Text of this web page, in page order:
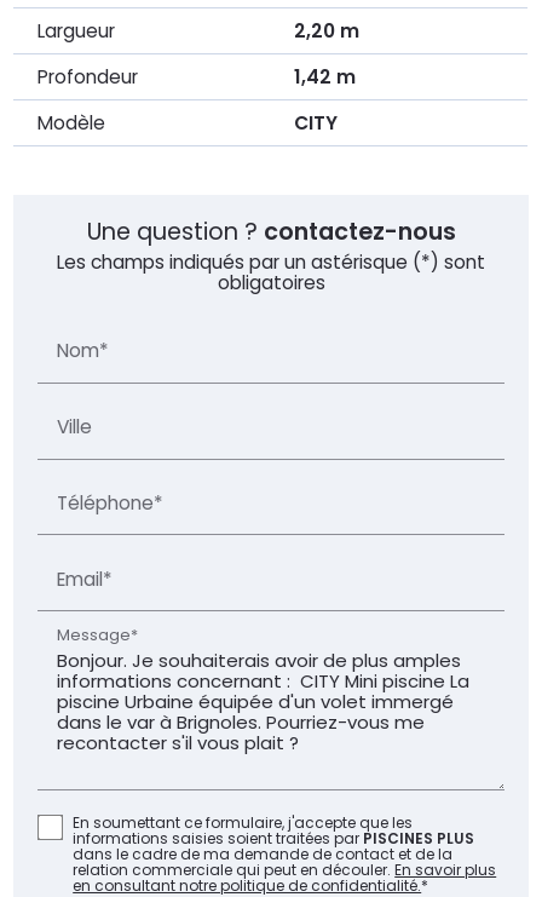
Largueur
2,20 m
Profondeur
1,42 m
Modèle
CITY
Une question ? contactez-nous
Les champs indiqués par un astérisque (*) sont
obligatoires
Nom*
Ville
Téléphone*
Email*
Message*
En soumettant ce formulaire, j'accepte que les
informations saisies soient traitées par PISCINES PLUS
dans le cadre de ma demande de contact et de la
relation commerciale qui peut en découler.En savoir plus
en consultant notre politique de confidentialité.*